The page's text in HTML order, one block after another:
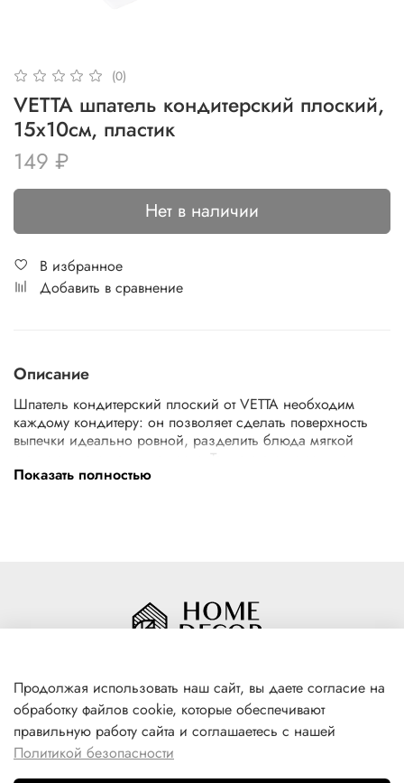
(0)
VETTA шпатель кондитерский плоский,
15х10см, пластик
149 ₽
Нет в наличии
В избранное
Добавить в сравнение
Описание
Шпатель кондитерский плоский от VETTA необходим
каждому кондитеру: он позволяет сделать поверхность
выпечки идеально ровной, разделить блюда мягкой
структуры на отдельные части. Также с его помощью
можно аккуратно отсоединить продукт от противня,
Показать полностью
+7(996) 316 00 81
г. Якутск, ул. Лермонтова 102
Продолжая использовать наш сайт, вы даете согласие на
обработку файлов cookie, которые обеспечивают
правильную работу сайта и соглашаетесь с нашей
Политикой безопасности